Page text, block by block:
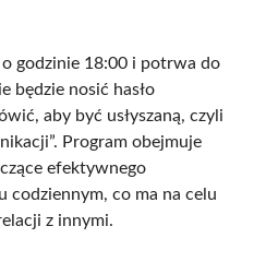
godzinie 18:00 i potrwa do
będzie nosić hasło
aby być usłyszaną, czyli
Program obejmuje
efektywnego
codziennym, co ma na celu
z innymi.